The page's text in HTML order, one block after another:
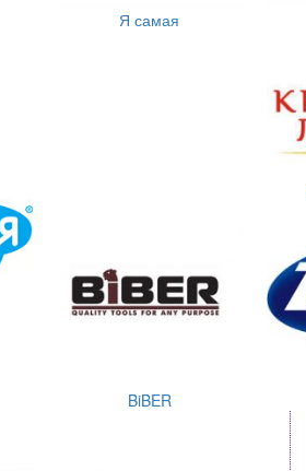
Я самая
BiBER